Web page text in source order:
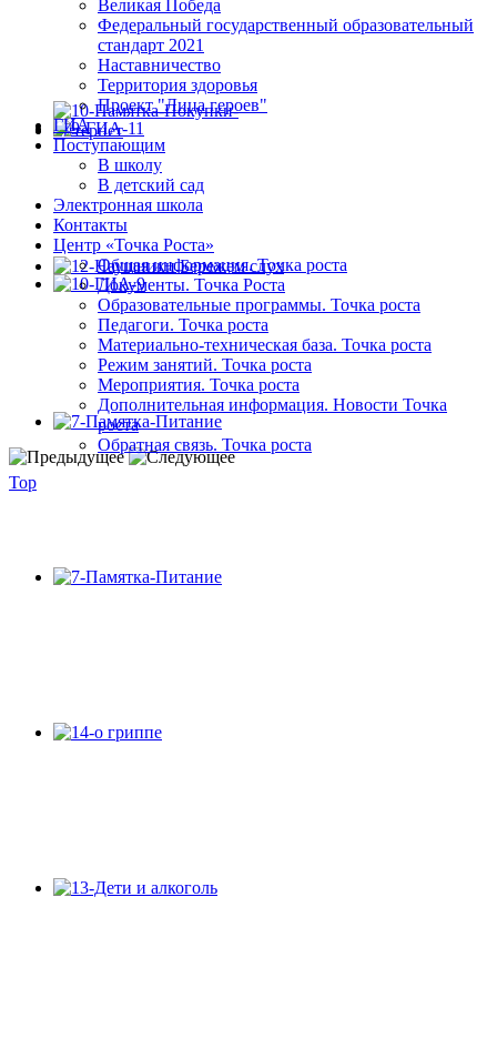
Великая Победа
Федеральный государственный образовательный
стандарт 2021
Наставничество
Территория здоровья
Проект "Лица героев"
ГИА
Поступающим
В школу
В детский сад
Электронная школа
Контакты
Центр «Точка Роста»
Общая информация. Точка роста
Документы. Точка Роста
Образовательные программы. Точка роста
Педагоги. Точка роста
Материально-техническая база. Точка роста
Режим занятий. Точка роста
Мероприятия. Точка роста
Дополнительная информация. Новости Точка
роста
Обратная связь. Точка роста
Top